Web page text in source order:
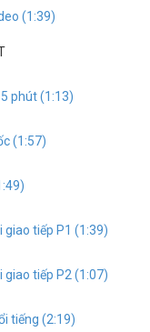
(1:39)
phút (1:13)
(1:57)
giao tiếp P1 (1:39)
giao tiếp P2 (1:07)
tiếng (2:19)